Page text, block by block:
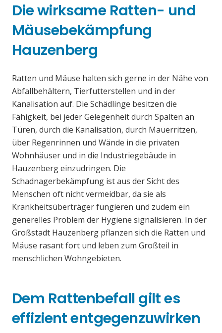
Die wirksame Ratten- und
Mäusebekämpfung
Hauzenberg
Ratten und Mäuse halten sich gerne in der Nähe von
Abfallbehältern, Tierfutterstellen und in der
Kanalisation auf. Die Schädlinge besitzen die
Fähigkeit, bei jeder Gelegenheit durch Spalten an
Türen, durch die Kanalisation, durch Mauerritzen,
über Regenrinnen und Wände in die privaten
Wohnhäuser und in die Industriegebäude in
Hauzenberg einzudringen. Die
Schadnagerbekämpfung ist aus der Sicht des
Menschen oft nicht vermeidbar, da sie als
Krankheitsüberträger fungieren und zudem ein
generelles Problem der Hygiene signalisieren. In der
Großstadt Hauzenberg pflanzen sich die Ratten und
Mäuse rasant fort und leben zum Großteil in
menschlichen Wohngebieten.
Dem Rattenbefall gilt es
effizient entgegenzuwirken